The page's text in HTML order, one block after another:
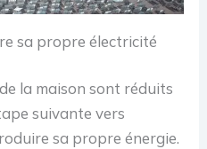
sa propre électricité
la maison sont réduits
suivante vers
sa propre énergie.